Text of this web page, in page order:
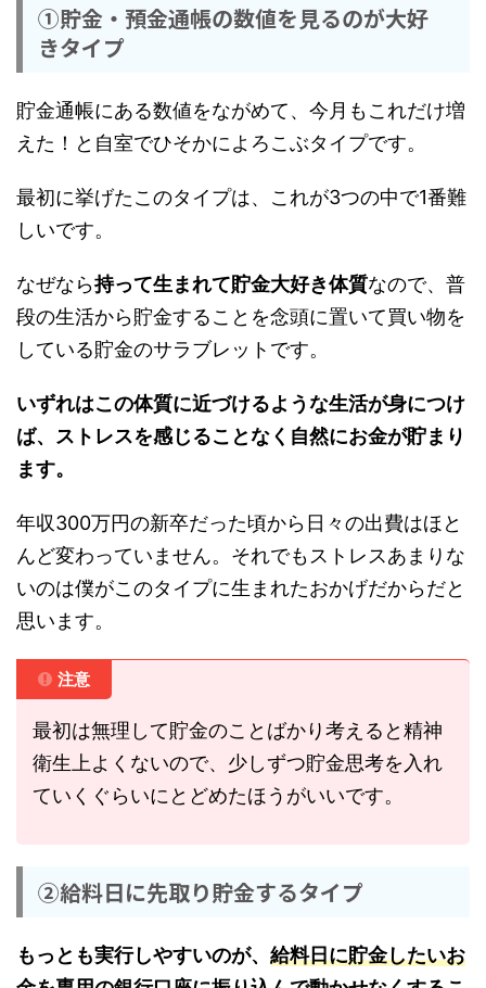
①貯金・預金通帳の数値を見るのが大好
きタイプ
貯金通帳にある数値をながめて、今月もこれだけ増
えた！と自室でひそかによろこぶタイプです。
最初に挙げたこのタイプは、これが3つの中で1番難
しいです。
なぜなら持って生まれて貯金大好き体質なので、普
段の生活から貯金することを念頭に置いて買い物を
している貯金のサラブレットです。
いずれはこの体質に近づけるような生活が身につけ
ば、ストレスを感じることなく自然にお金が貯まり
ます。
年収300万円の新卒だった頃から日々の出費はほと
んど変わっていません。それでもストレスあまりな
いのは僕がこのタイプに生まれたおかげだからだと
思います。
注意
最初は無理して貯金のことばかり考えると精神
衛生上よくないので、少しずつ貯金思考を入れ
ていくぐらいにとどめたほうがいいです。
②給料日に先取り貯金するタイプ
もっとも実行しやすいのが、 給料日に貯金したいお